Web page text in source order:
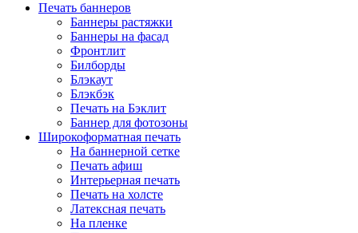
Печать баннеров
Баннеры растяжки
Баннеры на фасад
Фронтлит
Билборды
Блэкаут
Блэкбэк
Печать на Бэклит
Баннер для фотозоны
Широкоформатная печать
На баннерной сетке
Печать афиш
Интерьерная печать
Печать на холсте
Латексная печать
На пленке